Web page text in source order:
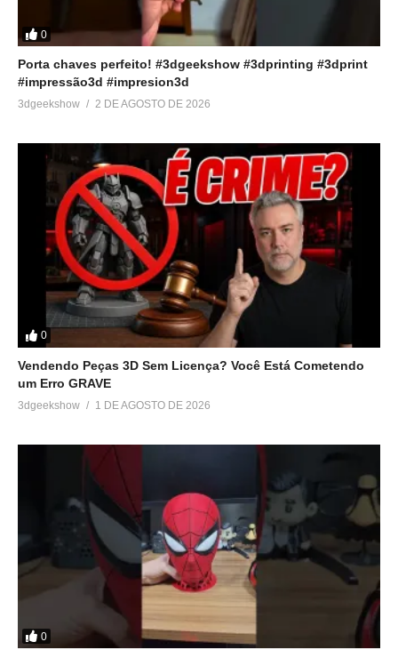
0
Porta chaves perfeito! #3dgeekshow #3dprinting #3dprint
#impressão3d #impresion3d
3dgeekshow 2 DE AGOSTO DE 2026
0
Vendendo Peças 3D Sem Licença? Você Está Cometendo
um Erro GRAVE
3dgeekshow 1 DE AGOSTO DE 2026
0